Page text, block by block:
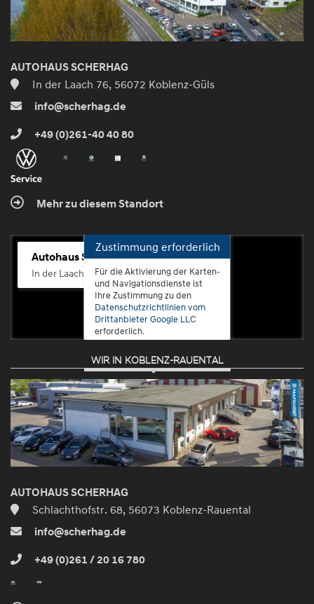
AUTOHAUS SCHERHAG
In der Laach 76, 56072 Koblenz-Güls
info@scherhag.de
+49 (0)261-40 40 80
Mehr zu diesem Standort
Autohaus Scherhag
In der Laach 76, 56072 Koblenz-Güls
Zustimmung erforderlich
Für die Aktivierung der Karten-
und Navigationsdienste ist
Ihre Zustimmung zu den
Datenschutzrichtlinien vom
Drittanbieter Google LLC
erforderlich.
Zustimmen
und
aktivieren
WIR IN KOBLENZ-RAUENTAL
AUTOHAUS SCHERHAG
Schlachthofstr. 68, 56073 Koblenz-Rauental
info@scherhag.de
+49 (0)261 / 20 16 780